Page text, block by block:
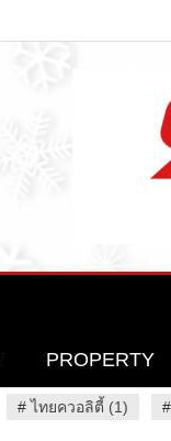
PROPERTY
#ไทยควอลิตี้ (1) #